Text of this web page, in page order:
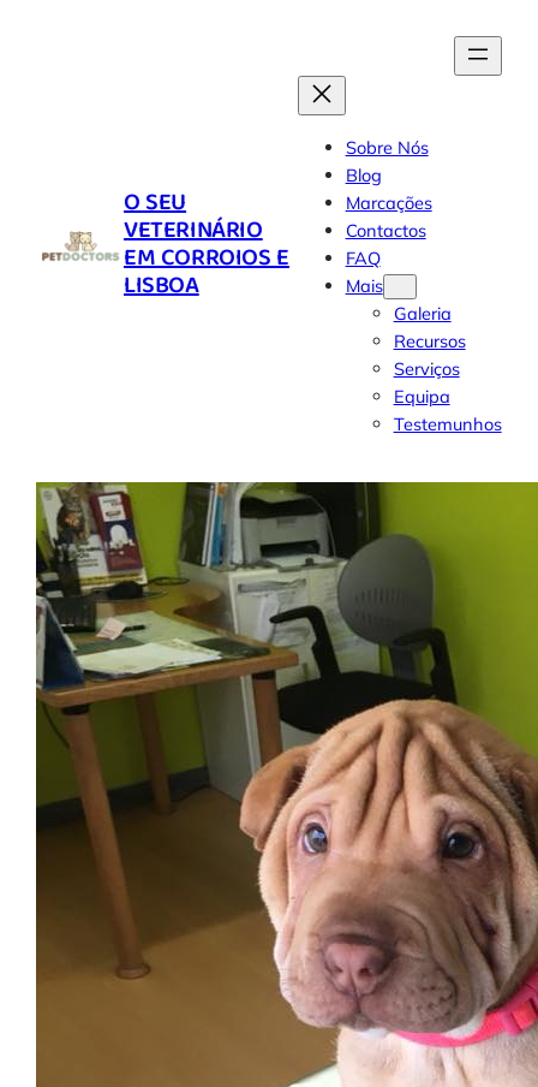
O SEU
VETERINÁRIO
EM CORROIOS E
LISBOA
Sobre Nós
Blog
Marcações
Contactos
FAQ
Mais
Galeria
Recursos
Serviços
Equipa
Testemunhos